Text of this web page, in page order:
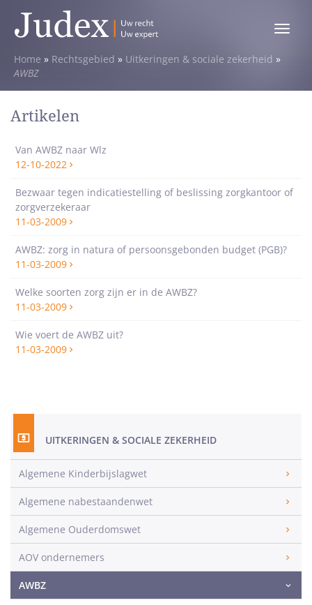
Toggle
Home » Rechtsgebied » Uitkeringen & sociale zekerheid »
AWBZ
Artikelen
Van AWBZ naar Wlz
12-10-2022
Bezwaar tegen indicatiestelling of beslissing zorgkantoor of
zorgverzekeraar
11-03-2009
AWBZ: zorg in natura of persoonsgebonden budget (PGB)?
11-03-2009
Welke soorten zorg zijn er in de AWBZ?
11-03-2009
Wie voert de AWBZ uit?
11-03-2009
UITKERINGEN & SOCIALE ZEKERHEID
Algemene Kinderbijslagwet
Algemene nabestaandenwet
Algemene Ouderdomswet
AOV ondernemers
AWBZ